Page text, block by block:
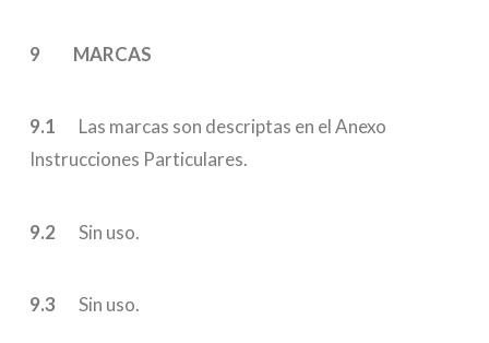
9 MARCAS
9.1 Las marcas son descriptas en el Anexo
Instrucciones Particulares.
9.2 Sin uso.
9.3 Sin uso.